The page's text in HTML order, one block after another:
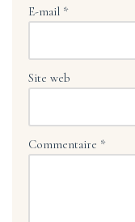
E-mail *
Site web
Commentaire *